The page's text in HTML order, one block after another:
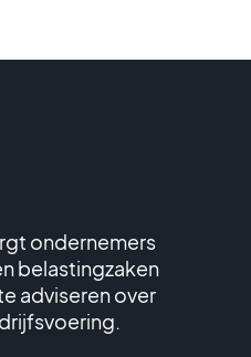
ondernemers
belastingzaken
adviseren over